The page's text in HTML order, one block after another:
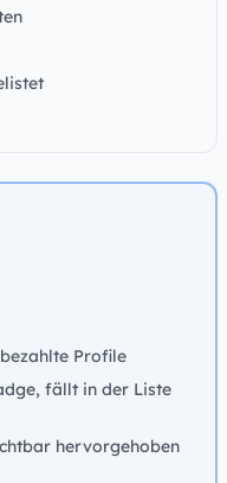
Profile
fällt in der Liste
hervorgehoben